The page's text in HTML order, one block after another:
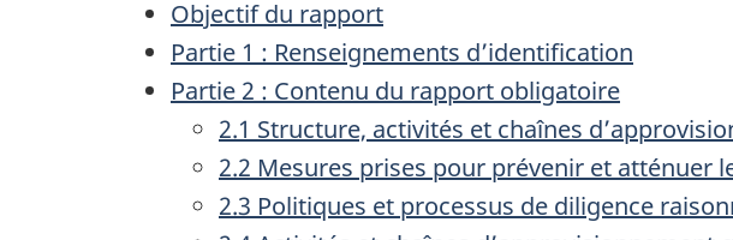
Objectif du rapport
Partie 1 : Renseignements d’identification
Partie 2 : Contenu du rapport obligatoire
2.1 Structure, activités et chaînes
2.2 Mesures prises pour prévenir et atténuer
2.3 Politiques et processus de diligence